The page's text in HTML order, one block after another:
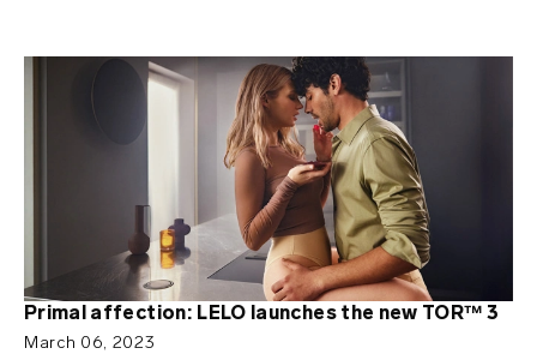
Primal affection: LELO launches the new TOR™ 3
March 06, 2023